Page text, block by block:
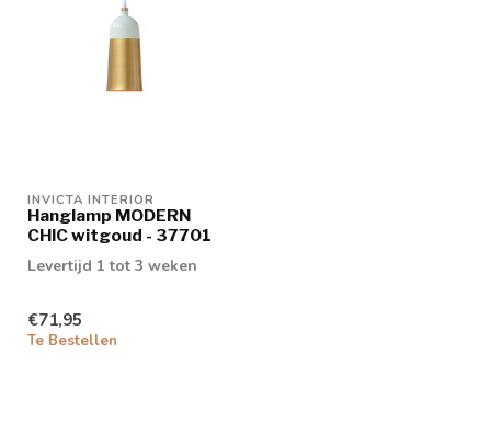
INVICTA INTERIOR
Hanglamp MODERN
CHIC witgoud - 37701
Levertijd 1 tot 3 weken
€71,95
Te Bestellen